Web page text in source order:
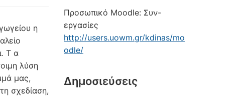
η
Τ α
λύση
μας,
σχεδίαση,
Προσωπικό Moodle: Συν-
εργασίες
http://users.uowm.gr/kdinas/mo
odle/
Δημοσιεύσεις